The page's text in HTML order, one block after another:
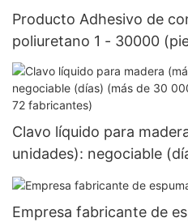
Producto Adhesivo de
poliuretano 1 - 30000
>=30000 piezas US.3
Clavo líquido para
unidades): negociable
unidades, EE. UU., 72
Empresa fabricante de